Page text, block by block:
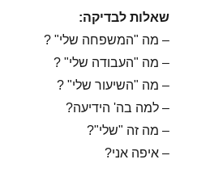
שאלות לבדיקה:
– מה "המשפחה שלי" ?
– מה "העבודה שלי" ?
– מה "השיעור שלי" ?
– למה בה' הידיעה?
– מה זה "שלי"?
– איפה אני?